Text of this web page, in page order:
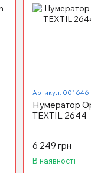
Артикул: 001646
Нумератор
ТEXTIL 2644
6 249 грн
В наявності